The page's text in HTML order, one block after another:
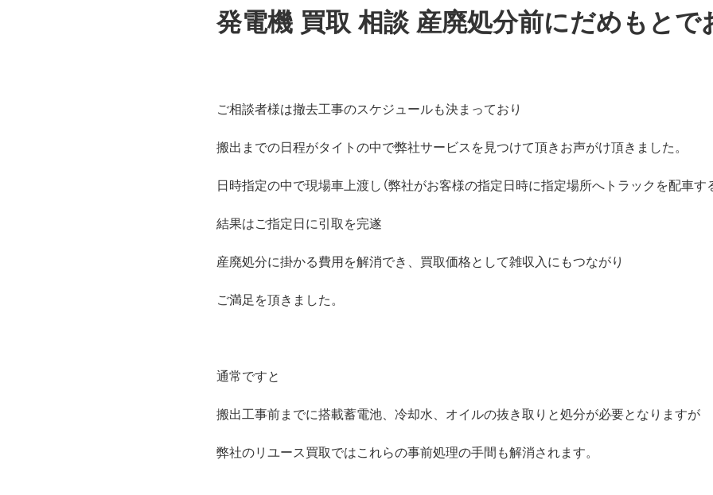
発電機 買取 相談 産廃処分前にだめもとで
ご相談者様は撤去工事のスケジュールも決まっており
搬出までの日程がタイトの中で弊社サービスを見つけて頂きお声がけ頂きました。
日時指定の中で現場車上渡し（弊社がお客様の指定日時に指定場所へトラックを配車す
結果はご指定日に引取を完遂
産廃処分に掛かる費用を解消でき、買取価格として雑収入にもつながり
ご満足を頂きました。
通常ですと
搬出工事前までに搭載蓄電池、冷却水、オイルの抜き取りと処分が必要となりますが
弊社のリユース買取ではこれらの事前処理の手間も解消されます。